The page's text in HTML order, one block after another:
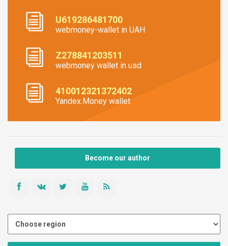
U619286481700
webmoney-wallet in UAH
Z278841203511
webmoney wallet in usd
410012321372402
Yandex.Money wallet
Become our author